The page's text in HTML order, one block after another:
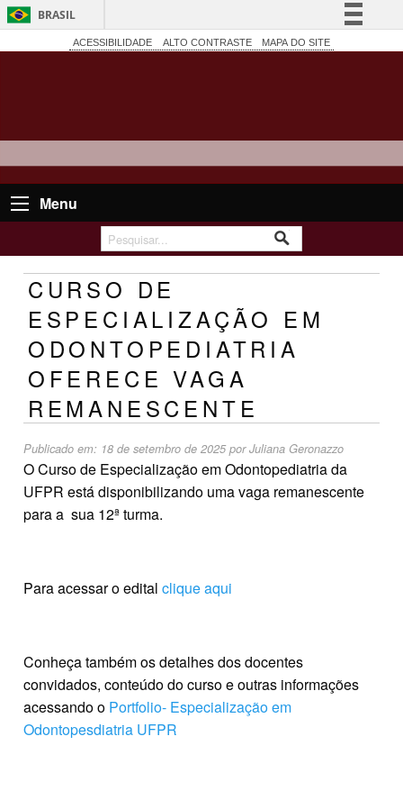
BRASIL
Simplifique!
ACESSIBILIDADE ALTO CONTRASTE MAPA DO SITE
Menu
CURSO DE
ESPECIALIZAÇÃO EM
ODONTOPEDIATRIA
OFERECE VAGA
REMANESCENTE
Publicado em: 18 de setembro de 2025porJuliana Geronazzo
O Curso de Especialização em Odontopediatria da
UFPR está disponibilizando uma vaga remanescente
para a sua 12ª turma.
Para acessar o edital clique aqui
Conheça também os detalhes dos docentes
convidados, conteúdo do curso e outras informações
acessando o Portfolio- Especialização em
Odontopesdiatria UFPR